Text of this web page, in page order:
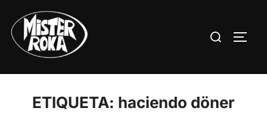
contenido
Buscar:
ETIQUETA: haciendo döner